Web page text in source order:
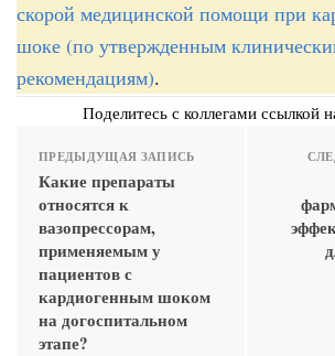
скорой медицинской помощи при
шоке (по утвержденным
рекомендациям).
Поделитесь с коллегами ссылкой
ПРЕДЫДУЩАЯ ЗАПИСЬ
Какие препараты
относятся к
вазопрессорам,
применяемым у
пациентов с
кардиогенным шоком
на догоспитальном
этапе?